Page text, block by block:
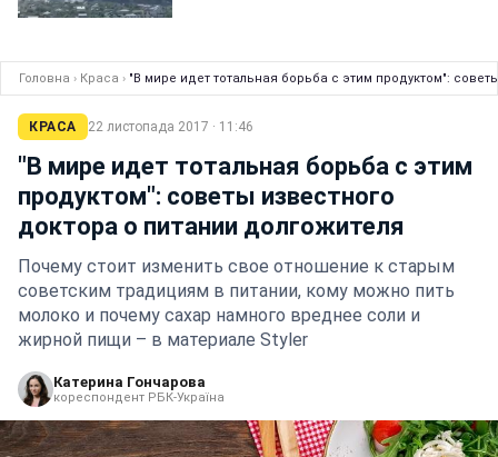
Головна › Краса › "В мире идет тотальная борьба с этим продуктом":
КРАСА 22 листопада 2017 · 11:46
"В мире идет тотальная борьба с этим
продуктом": советы известного
доктора о питании долгожителя
Почему стоит изменить свое отношение к старым
советским традициям в питании, кому можно пить
молоко и почему сахар намного вреднее соли и
жирной пищи – в материале Styler
Катерина Гончарова
кореспондент РБК-Україна